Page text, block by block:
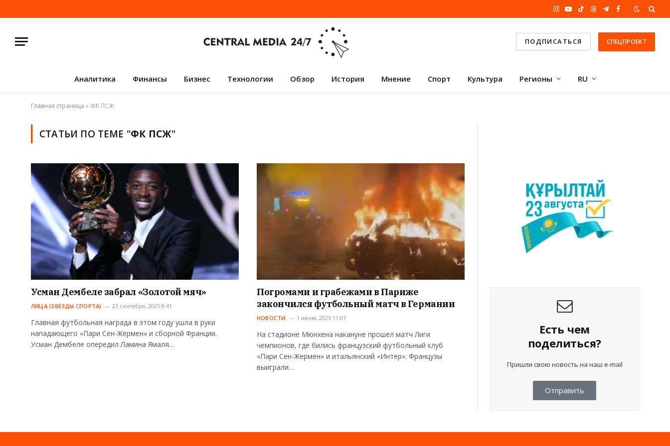
Instagram
YouTube
TikTokThreadsTelegram
Facebook
ПОДПИСАТЬСЯ СПЕЦПРОЕКТ
Аналитика Финансы Бизнес Технологии Обзор История Мнение Спорт Культура Регионы RU
Главная страница » ФК ПСЖ
СТАТЬИ ПО ТЕМЕ "ФК ПСЖ"
Усман Дембеле забрал «Золотой мяч»
ЛИЦА (ЗВЕЗДЫ СПОРТА) 23 сентября, 2025 8:41
Главная футбольная награда в этом году ушла в руки
нападающего «Пари Сен-Жермен» и сборной Франции.
Усман Дембеле опередил Ламина Ямаля…
Погромами и грабежами в Париже
закончился футбольный матч в Германии
НОВОСТИ 1 июня, 2025 11:07
На стадионе Мюнхена накануне прошел матч Лиги
чемпионов, где бились французский футбольный клуб
«Пари Сен-Жермен» и итальянский «Интер». Французы
выиграли…
Есть чем
поделиться?
Пришли свою новость на наш e-mail
Отправить